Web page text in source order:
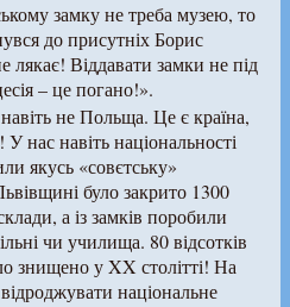
замку не треба музею, то
до присутніх Борис
Віддавати замки не під
– це погано!».
не Польща. Це є країна,
нас навіть національності
якусь «совєтську»
було закрито 1300
а із замків поробили
чи училища. 80 відсотків
знищено у XX столітті! На
національне